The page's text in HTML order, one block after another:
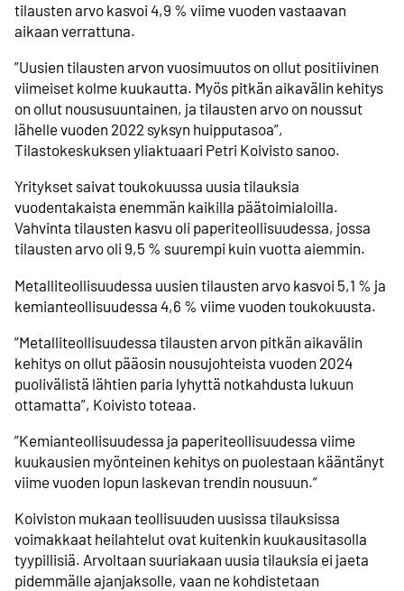
tilausten arvo kasvoi 4,9 % viime vuoden vastaavan
aikaan verrattuna.
”Uusien tilausten arvon vuosimuutos on ollut positiivinen
viimeiset kolme kuukautta. Myös pitkän aikavälin kehitys
on ollut noususuuntainen, ja tilausten arvo on noussut
lähelle vuoden 2022 syksyn huipputasoa”,
Tilastokeskuksen yliaktuaari Petri Koivisto sanoo.
Yritykset saivat toukokuussa uusia tilauksia
vuodentakaista enemmän kaikilla päätoimialoilla.
Vahvinta tilausten kasvu oli paperiteollisuudessa, jossa
tilausten arvo oli 9,5 % suurempi kuin vuotta aiemmin.
Metalliteollisuudessa uusien tilausten arvo kasvoi 5,1 % ja
kemianteollisuudessa 4,6 % viime vuoden toukokuusta.
”Metalliteollisuudessa tilausten arvon pitkän aikavälin
kehitys on ollut pääosin nousujohteista vuoden 2024
puolivälistä lähtien paria lyhyttä notkahdusta lukuun
ottamatta”, Koivisto toteaa.
”Kemianteollisuudessa ja paperiteollisuudessa viime
kuukausien myönteinen kehitys on puolestaan kääntänyt
viime vuoden lopun laskevan trendin nousuun.”
Koiviston mukaan teollisuuden uusissa tilauksissa
voimakkaat heilahtelut ovat kuitenkin kuukausitasolla
tyypillisiä. Arvoltaan suuriakaan uusia tilauksia ei jaeta
pidemmälle ajanjaksolle, vaan ne kohdistetaan